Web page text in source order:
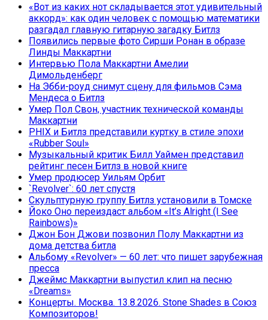
«Вот из каких нот складывается этот удивительный
аккорд»: как один человек с помощью математики
разгадал главную гитарную загадку Битлз
Появились первые фото Сирши Ронан в образе
Линды Маккартни
Интервью Пола Маккартни Амелии
Димольденберг
На Эбби-роуд снимут сцену для фильмов Сэма
Мендеса о Битлз
Умер Пол Свон, участник технической команды
Маккартни
PHIX и Битлз представили куртку в стиле эпохи
«Rubber Soul»
Музыкальный критик Билл Уаймен представил
рейтинг песен Битлз в новой книге
Умер продюсер Уильям Орбит
`Revolver`: 60 лет спустя
Скульптурную группу Битлз установили в Томске
Йоко Оно переиздаст альбом «It’s Alright (I See
Rainbows)»
Джон Бон Джови позвонил Полу Маккартни из
дома детства битла
Альбому «Revolver» — 60 лет: что пишет зарубежная
пресса
Джеймс Маккартни выпустил клип на песню
«Dreams»
Концерты. Москва. 13.8.2026. Stone Shades в Союз
Композиторов!